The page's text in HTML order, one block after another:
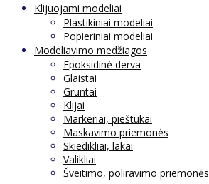
Klijuojami modeliai
Plastikiniai modeliai
Popieriniai modeliai
Modeliavimo medžiagos
Epoksidinė derva
Glaistai
Gruntai
Klijai
Markeriai, pieštukai
Maskavimo priemonės
Skiedikliai, lakai
Valikliai
Šveitimo, poliravimo priemonės